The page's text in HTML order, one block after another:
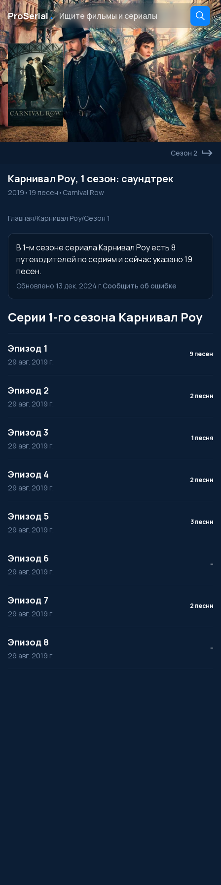
ProSerial․
Сезон 2
Карнивал Роу, 1 сезон: саундтрек
2019 • 19 песен • Carnival Row
Главная/Карнивал Роу/Сезон 1
В 1-м сезоне сериала Карнивал Роу есть 8
путеводителей по сериям и сейчас указано 19
песен.
Обновлено 13 дек. 2024 г.Сообщить об ошибке
Серии 1-го сезона Карнивал Роу
Эпизод 1
29 авг. 2019 г.
9 песен
Эпизод 2
29 авг. 2019 г.
2 песни
Эпизод 3
29 авг. 2019 г.
1 песня
Эпизод 4
29 авг. 2019 г.
2 песни
Эпизод 5
29 авг. 2019 г.
3 песни
Эпизод 6
29 авг. 2019 г.
--
Эпизод 7
29 авг. 2019 г.
2 песни
Эпизод 8
29 авг. 2019 г.
--